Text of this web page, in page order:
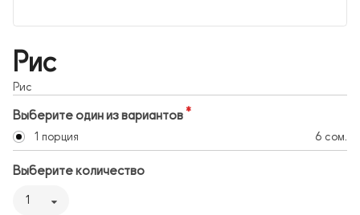
Рис
Рис
Выберите один из вариантов
1 порция 6 сом.
Выберите количество
1